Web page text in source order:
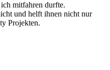
mitfahren durfte.
und helft ihnen nicht nur
Projekten.